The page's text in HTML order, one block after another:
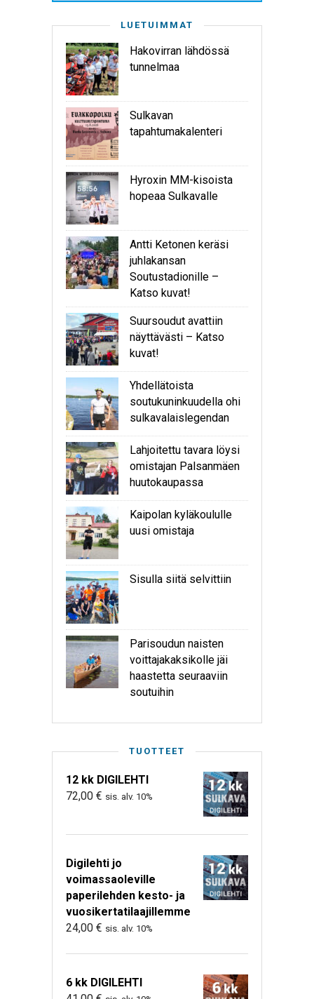
LUETUIMMAT
Hakovirran lähdössä
tunnelmaa
Sulkavan
tapahtumakalenteri
Hyroxin MM-kisoista
hopeaa Sulkavalle
Antti Ketonen keräsi
juhlakansan
Soutustadionille –
Katso kuvat!
Suursoudut avattiin
näyttävästi – Katso
kuvat!
Yhdellätoista
soutukuninkuudella ohi
sulkavalaislegendan
Lahjoitettu tavara löysi
omistajan Palsanmäen
huutokaupassa
Kaipolan kyläkoululle
uusi omistaja
Sisulla siitä selvittiin
Parisoudun naisten
voittajakaksikolle jäi
haastetta seuraaviin
soutuihin
TUOTTEET
12 kk DIGILEHTI
72,00 € sis. alv. 10%
Digilehti jo
voimassaoleville
paperilehden kesto- ja
vuosikertatilaajillemme
24,00 € sis. alv. 10%
6 kk DIGILEHTI